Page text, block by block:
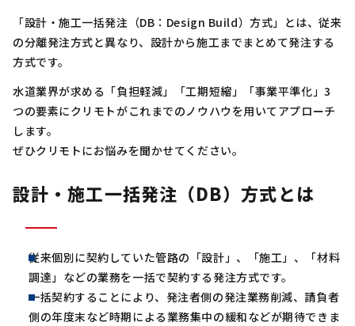
「設計・施工一括発注（DB：Design Build）方式」とは、従来
の分離発注方式と異なり、設計から施工までまとめて発注する
方式です。
水道業界が求める「負担軽減」「工期短縮」「事業平準化」3
つの要素にクリモトがこれまでのノウハウを用いてアプローチ
します。
ぜひクリモトにお悩みを聞かせてください。
設計・施工一括発注（DB）方式とは
従来個別に契約していた管路の「設計」、「施工」、「材料
調達」などの業務を一括で契約する発注方式です。
一括契約することにより、発注者側の発注業務削減、請負者
側の年度末など時期による業務集中の緩和などが期待できま